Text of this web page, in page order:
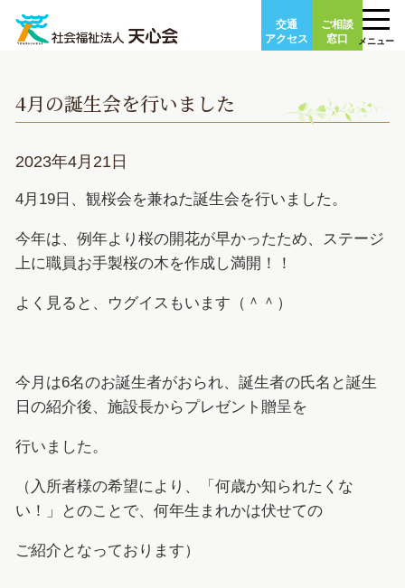
content
交通
アクセス
ご相談
窓口
メニュー
4月の誕生会を行いました
2023年4月21日
4月19日、観桜会を兼ねた誕生会を行いました。
今年は、例年より桜の開花が早かったため、ステージ
上に職員お手製桜の木を作成し満開！！
よく見ると、ウグイスもいます（＾＾）
今月は6名のお誕生者がおられ、誕生者の氏名と誕生
日の紹介後、施設長からプレゼント贈呈を
行いました。
（入所者様の希望により、「何歳か知られたくな
い！」とのことで、何年生まれかは伏せての
ご紹介となっております）